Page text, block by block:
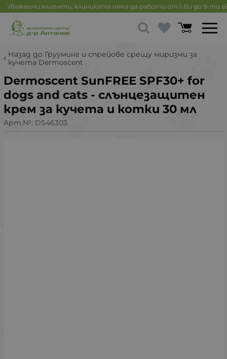
Уважаеми клиенти, клиниката няма да работи от 1-ви до 9-ти
Назад до Грууминг и спрейове срещу миризми за
кучета Dermoscent
Dermoscent SunFREE SPF30+ for
dogs and cats - слънцезащитен
крем за кучета и котки 30 мл
Арт.№: DS46303